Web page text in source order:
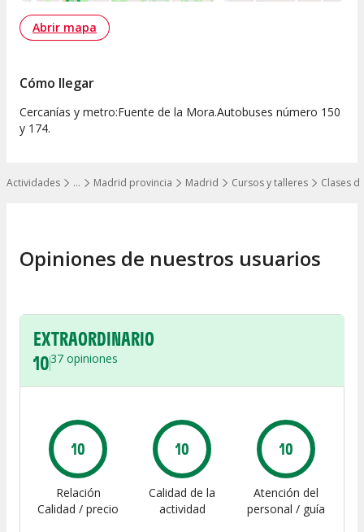
…
Mostrar todos los niveles
Actividades Madrid provincia Madrid Cursos y talleres Clases
Abrir mapa
Cómo llegar
Cercanías y metro:Fuente de la Mora.Autobuses número 150
y 174.
Opiniones de nuestros usuarios
EXTRAORDINARIO
1037 opiniones
10
Relación
Calidad / precio
10
Calidad de la
actividad
10
Atención del
personal / guía